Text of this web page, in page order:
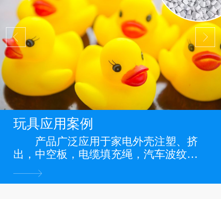
玩具应用案例
产品广泛应用于家电外壳注塑、挤
出，中空板，电缆填充绳，汽车波纹
管，缠绕管，电力管道，PP管，PP板
材，PP片材，PP膜等各类PP料阻燃制品